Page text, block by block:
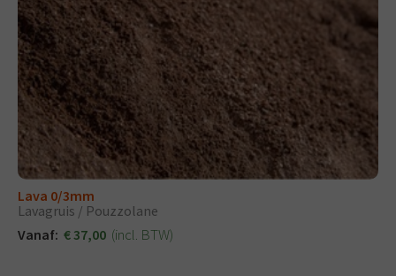
Lava 0/3mm
Lavagruis / Pouzzolane
Vanaf: € 37,00 (incl. BTW)